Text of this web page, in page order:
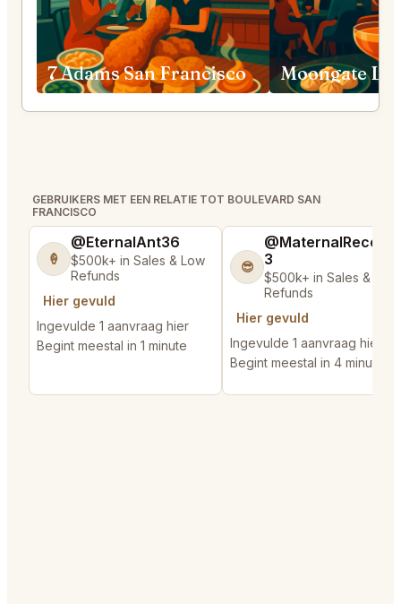
7 Adams San Francisco
GEBRUIKERS MET EEN RELATIE TOT BOULEVARD SAN
FRANCISCO
🍦
@EternalAnt36
$500k+ in Sales & Low
Refunds
Hier gevuld
Ingevulde 1 aanvraag hier
Begint meestal in 1 minute
😎
3
$500k+ in Sales & Low
Refunds
Hier gevuld
Ingevulde 1 aanvraag hier
Begint meestal in 4 minutes